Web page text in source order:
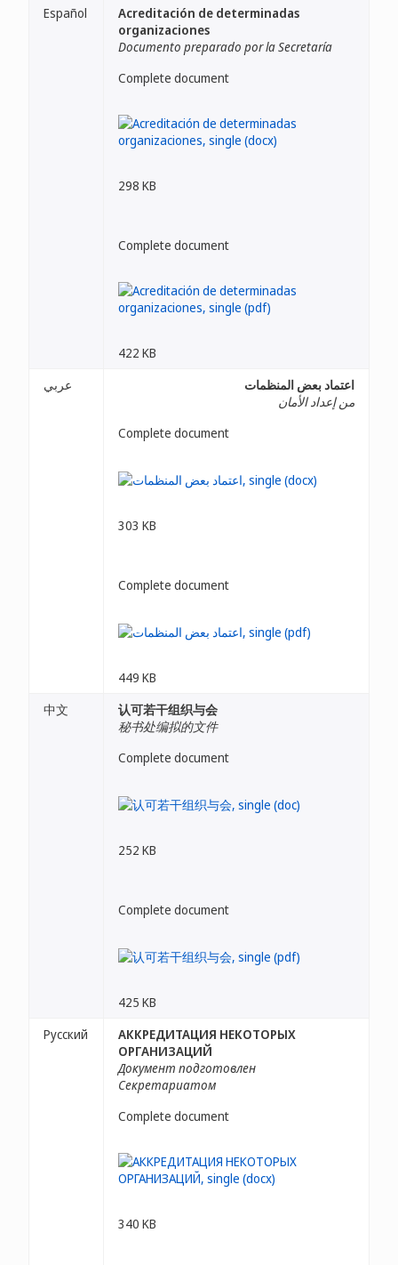
Español
Acreditación de determinadas
organizaciones
Documento preparado por la Secretaría
Complete document
298 KB
Complete document
422 KB
عربي
اعتماد بعض المنظمات
من إعداد الأمان
Complete document
303 KB
Complete document
449 KB
中文
认可若干组织与会
秘书处编拟的文件
Complete document
252 KB
Complete document
425 KB
Русский
АККРЕДИТАЦИЯ НЕКОТОРЫХ
ОРГАНИЗАЦИЙ
Документ подготовлен
Секретариатом
Complete document
340 KB